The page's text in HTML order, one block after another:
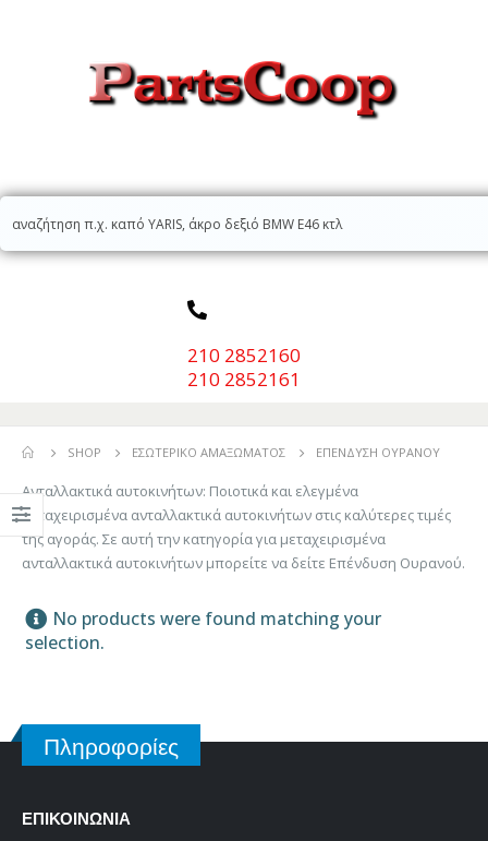
210 2852160
210 2852161
SHOP ΕΣΩΤΕΡΙΚΌ ΑΜΑΞΏΜΑΤΟΣ ΕΠΈΝΔΥΣΗ ΟΥΡΑΝΟΎ
Ανταλλακτικά αυτοκινήτων: Ποιοτικά και ελεγμένα
μεταχειρισμένα ανταλλακτικά αυτοκινήτων στις καλύτερες τιμές
της αγοράς. Σε αυτή την κατηγορία για μεταχειρισμένα
ανταλλακτικά αυτοκινήτων μπορείτε να δείτε Επένδυση Ουρανού.
No products were found matching your
selection.
Πληροφορίες
ΕΠΙΚΟΙΝΩΝΊΑ